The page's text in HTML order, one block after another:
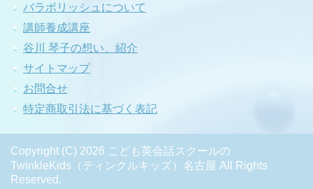
バラボリッシュについて
講師養成講座
谷川 琴子の想い、紹介
サイトマップ
お問合せ
特定商取引法に基づく表記
Copyright (C) 2026 こども英会話スクールの
TwinkleKids（ティンクルキッズ）名古屋 All Rights
Reserved.